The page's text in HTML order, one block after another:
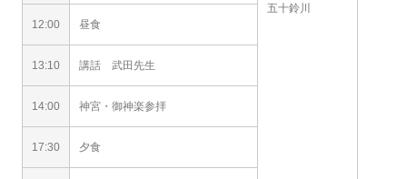
五十鈴川
12:00 昼食
13:10 講話 武田先生
14:00 神宮・御神楽参拝
17:30 夕食